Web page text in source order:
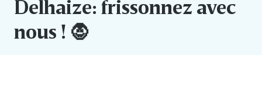
Delhaize: frissonnez avec
nous ! 🧛